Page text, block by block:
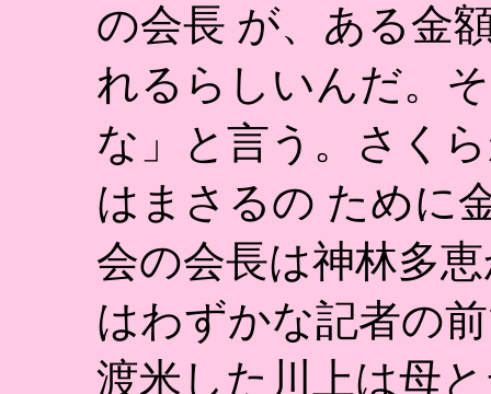
の会長 が、ある金
れるらしいんだ。
な」と言う。さく
はまさるの ために
会の会長は神林多
はわずかな記者の
渡米した川上は母